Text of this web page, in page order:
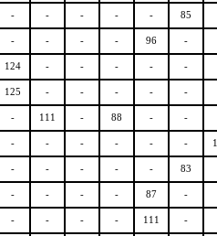
- - - - - 85
- - - - 96 -
124 - - - - -
125 - - - - -
- 111 - 88 - -
- - - - - -
- - - - - 83
- - - - 87 -
- - - - 111 -